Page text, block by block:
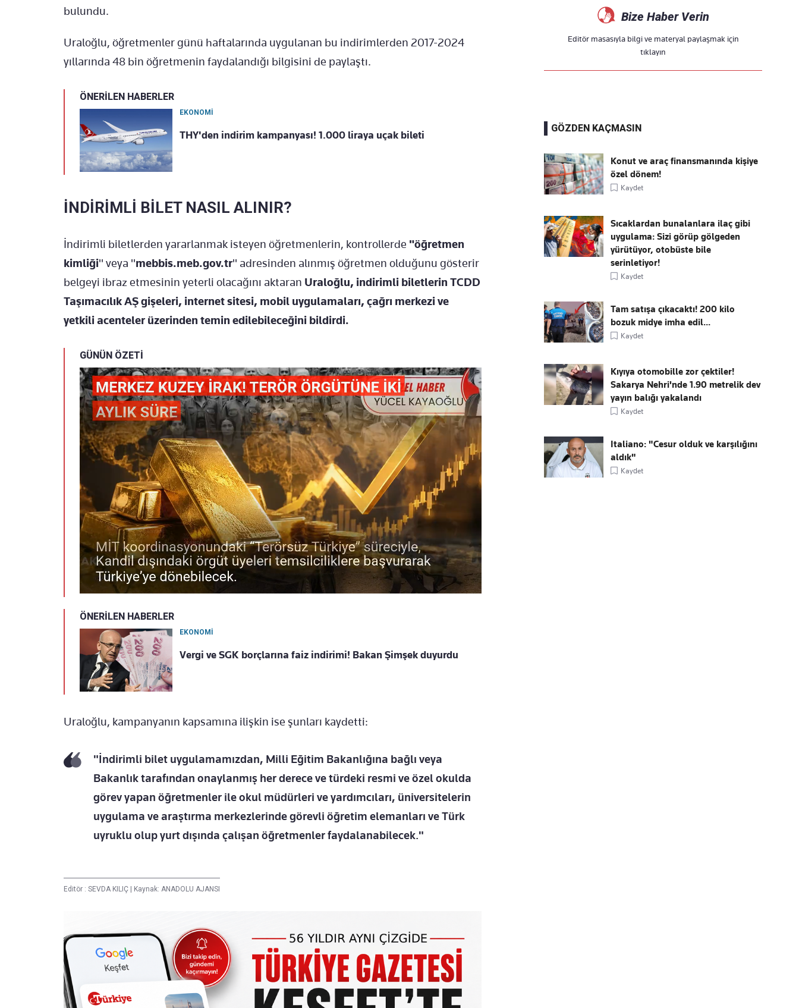
bulundu.
Uraloğlu, öğretmenler günü haftalarında uygulanan bu indirimlerden 2017-2024
yıllarında 48 bin öğretmenin faydalandığı bilgisini de paylaştı.
ÖNERİLEN HABERLER
EKONOMİ
THY'den indirim kampanyası! 1.000 liraya uçak bileti
İNDİRİMLİ BİLET NASIL ALINIR?
İndirimli biletlerden yararlanmak isteyen öğretmenlerin, kontrollerde "öğretmen
kimliği" veya "mebbis.meb.gov.tr" adresinden alınmış öğretmen olduğunu gösterir
belgeyi ibraz etmesinin yeterli olacağını aktaran Uraloğlu, indirimli biletlerin TCDD
Taşımacılık AŞ gişeleri, internet sitesi, mobil uygulamaları, çağrı merkezi ve
yetkili acenteler üzerinden temin edilebileceğini bildirdi.
GÜNÜN ÖZETİ
ÖNERİLEN HABERLER
EKONOMİ
Vergi ve SGK borçlarına faiz indirimi! Bakan Şimşek duyurdu
Uraloğlu, kampanyanın kapsamına ilişkin ise şunları kaydetti:
"İndirimli bilet uygulamamızdan, Milli Eğitim Bakanlığına bağlı veya
Bakanlık tarafından onaylanmış her derece ve türdeki resmi ve özel okulda
görev yapan öğretmenler ile okul müdürleri ve yardımcıları, üniversitelerin
uygulama ve araştırma merkezlerinde görevli öğretim elemanları ve Türk
uyruklu olup yurt dışında çalışan öğretmenler faydalanabilecek."
Editör : SEVDA KILIÇ | Kaynak: ANADOLU AJANSI
Bize Haber Verin
Editör masasıyla bilgi ve materyal paylaşmak için
tıklayın
GÖZDEN KAÇMASIN
Konut ve araç finansmanında kişiye
özel dönem!
Kaydet
Sıcaklardan bunalanlara ilaç gibi
uygulama: Sizi görüp gölgeden
yürütüyor, otobüste bile
serinletiyor!
Kaydet
Tam satışa çıkacaktı! 200 kilo
bozuk midye imha edil...
Kaydet
Kıyıya otomobille zor çektiler!
Sakarya Nehri'nde 1.90 metrelik dev
yayın balığı yakalandı
Kaydet
Italiano: "Cesur olduk ve karşılığını
aldık"
Kaydet